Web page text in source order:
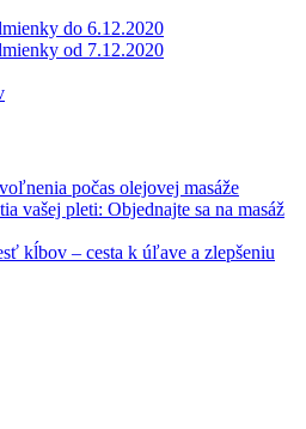
do 6.12.2020
od 7.12.2020
počas olejovej masáže
vašej pleti: Objednajte sa na masáž
kĺbov – cesta k úľave a zlepšeniu